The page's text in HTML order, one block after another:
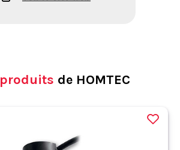
produits de HOMTEC